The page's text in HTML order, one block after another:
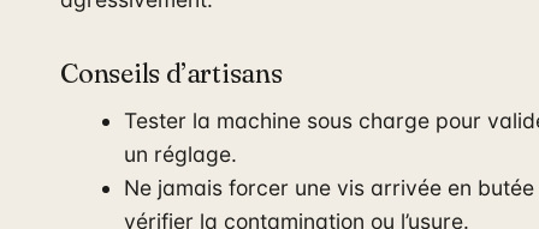
Conseils d’artisans
Tester la machine sous charge pour
un réglage.
Ne jamais forcer une vis arrivée en butée
vérifier la contamination ou l’usure.